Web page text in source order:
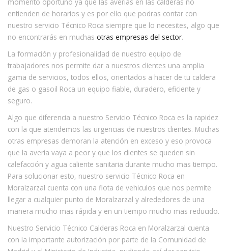
entienden de horarios y es por ello que podras contar con
nuestro servicio Técnico Roca siempre que lo necesites, algo que
no encontrarás en muchas otras empresas del sector.
La formación y profesionalidad de nuestro equipo de
trabajadores nos permite dar a nuestros clientes una amplia
gama de servicios, todos ellos, orientados a hacer de tu caldera
de gas o gasoil Roca un equipo fiable, duradero, eficiente y
seguro.
Algo que diferencia a nuestro Servicio Técnico Roca es la rapidez
con la que atendemos las urgencias de nuestros clientes. Muchas
otras empresas demoran la atención en exceso y eso provoca
que la avería vaya a peor y que los clientes se queden sin
calefacción y agua caliente sanitaria durante mucho mas tiempo.
Para solucionar esto, nuestro servicio Técnico Roca en
Moralzarzal cuenta con una flota de vehiculos que nos permite
llegar a cualquier punto de Moralzarzal y alrededores de una
manera mucho mas rápida y en un tiempo mucho mas reducido.
Nuestro Servicio Técnico Calderas Roca en Moralzarzal cuenta
con la importante autorización por parte de la Comunidad de